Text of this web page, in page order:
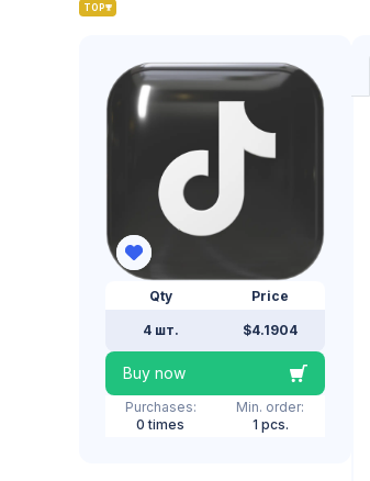
TOP
Qty
4 шт.
Price
$4.1904
Buy now
Purchases:
0 times
Min. order:
1 pcs.